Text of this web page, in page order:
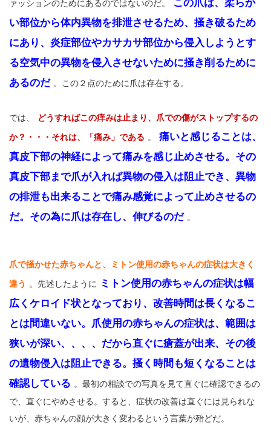
ァッションのためにあるのではないのだ。
この爪は、柔らか
い部位から体内異物を排泄させるため、掻き破るため
にあり、炎症部位やカサカサ部位から侵入しようとす
る空気中の異物を侵入させないために掻き削るために
あるのだ 。この２点のために爪は存在する。
では、 どうすればこの痒みは止まり、爪での傷がストップするの
か？・・・それは、「痛み」である 。
痛いと感じることは、
真皮下部の神経によって痛みを感じ止めさせる。その
真皮下部まで爪が入れば異物の侵入は阻止でき、異物
の排泄も出来ることで痛み感覚によって止めさせるの
だ。その為に爪は存在し、伸びるのだ 。
爪で掻かせた赤ちゃんと、ミトン使用の赤ちゃんの症状は大きく
違う 。先述したように
ミトン使用の赤ちゃんの症状は幅
広くケロイド状となっており、改善時間は長くなるこ
とは間違いない。爪使用の赤ちゃんの症状は、範囲は
狭いが深い、、、、だから直ぐに瘡蓋が出来、その後
の遺物侵入は阻止できる。掻く時間も短くなることは
確認している 。最初の相談での写真を見て直ぐに確認できるの
で、直ぐにやめさせる。すると、症状の改善は直ぐには見られな
いが、赤ちゃんの顔が大きく変わるという言葉が殆どだ。